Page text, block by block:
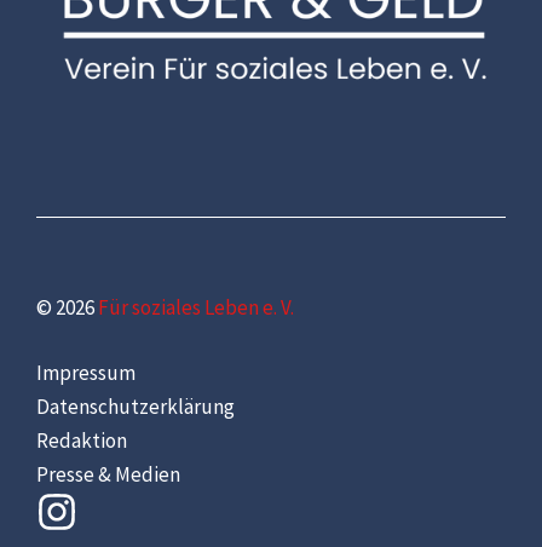
© 2026Für soziales Leben e. V.
Impressum
Datenschutzerklärung
Redaktion
Presse & Medien